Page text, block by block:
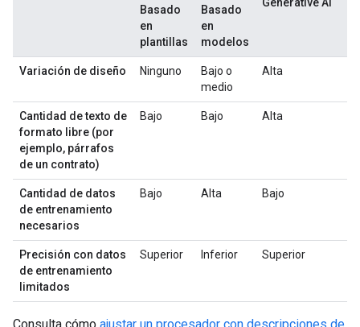
Basado
en
plantillas
Basado
en
modelos
Variación de diseño Ninguno
Bajo o
medio
Alta
Cantidad de texto de
formato libre (por
ejemplo, párrafos
de un contrato)
Bajo Bajo Alta
Cantidad de datos
de entrenamiento
necesarios
Bajo Alta Bajo
Precisión con datos
de entrenamiento
limitados
Superior Inferior Superior